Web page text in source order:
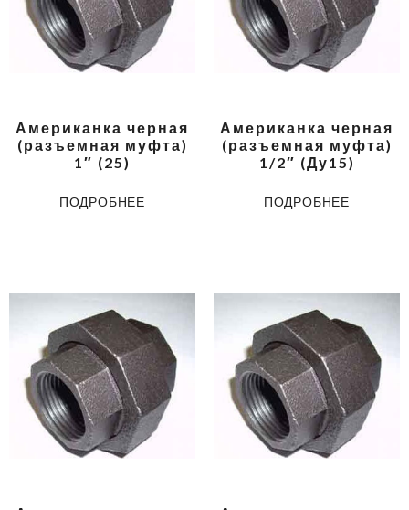
Американка черная
(разъемная муфта)
1″ (25)
ПОДРОБНЕЕ
Американка черная
(разъемная муфта)
1/2″ (Ду15)
ПОДРОБНЕЕ